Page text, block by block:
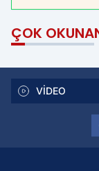
ÇOK
VİDEO